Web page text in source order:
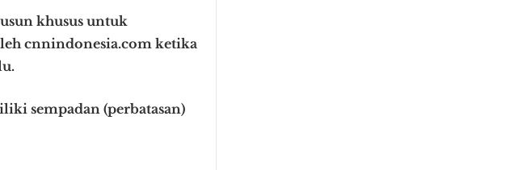
khusus untuk
cnnindonesia.com ketika
sempadan (perbatasan)